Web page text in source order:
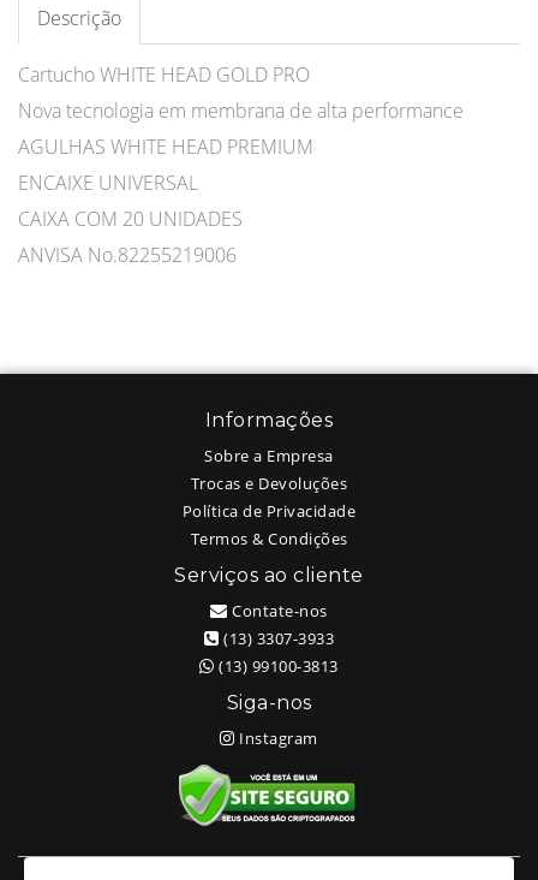
Descrição
Cartucho WHITE HEAD GOLD PRO
Nova tecnologia em membrana de alta performance
AGULHAS WHITE HEAD PREMIUM
ENCAIXE UNIVERSAL
CAIXA COM 20 UNIDADES
ANVISA No.82255219006
Informações
Sobre a Empresa
Trocas e Devoluções
Política de Privacidade
Termos & Condições
Serviços ao cliente
Contate-nos
(13) 3307-3933
(13) 99100-3813
Siga-nos
Instagram